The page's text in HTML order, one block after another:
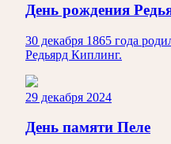
День рождения
30 декабря 1865 года
Редьярд Киплинг.
29 декабря 2024
День памяти Пеле